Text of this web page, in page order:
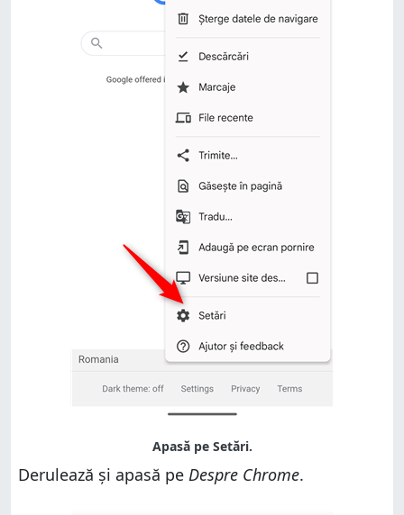
Derulează și apasă pe Despre Chrome.